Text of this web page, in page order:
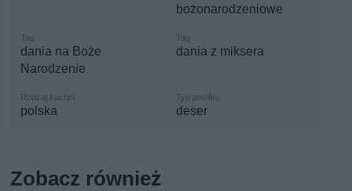
bożonarodzeniowe
dania na Boże
Narodzenie
dania z miksera
polska deser
Zobacz również